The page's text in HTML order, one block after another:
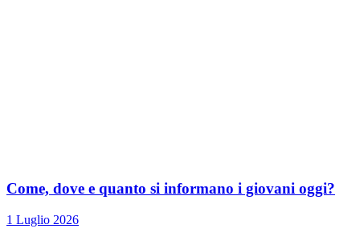
Come, dove e quanto si informano i giovani oggi?
1 Luglio 2026